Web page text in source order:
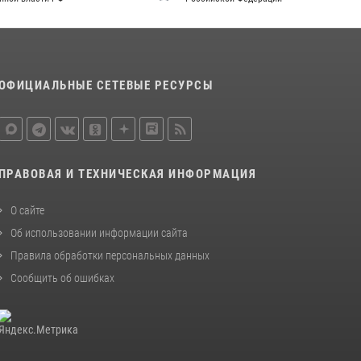
злоумышленников, напавших на бригаду
14 июля 2026, 12:20
Росгвардии Героя России генерала армии
Российской Федерации в Северо-Кавказском
СЕТЕВЫЕ РЕСУРСЫ
ПРАВОВАЯ И ТЕХНИЧЕСКАЯ ИНФОРМАЦИЯ
О сайте
Об использовании информации сайта
Правила обработки персональных данных
Сообщить об ошибках